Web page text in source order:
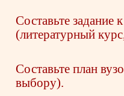
Составьте задание
(литературный
Составьте план
выбору).